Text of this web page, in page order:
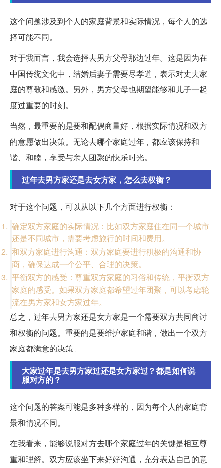
这个问题涉及到个人的家庭背景和实际情况，每个人的选
择可能不同。
对于我而言，我会选择去男方父母那边过年。这是因为在
中国传统文化中，结婚后妻子需要尽孝道，表示对丈夫家
庭的尊敬和感激。另外，男方父母也期望能够和儿子一起
度过重要的时刻。
当然，最重要的是要和配偶商量好，根据实际情况和双方
的意愿做出决策。无论去哪个家庭过年，都应该保持和
谐、和睦，享受与亲人团聚的快乐时光。
过年去男方家还是去女方家，怎么去权衡？
对于这个问题，可以从以下几个方面进行权衡：
确定双方家庭的实际情况：比如双方家庭住在同一个城市
还是不同城市，需要考虑旅行的时间和费用。
和双方家庭进行沟通：双方家庭要进行积极的沟通和协
商，确保达成一个公平、合理的决策。
平衡双方的感受：尊重双方家庭的习俗和传统，平衡双方
家庭的感受。如果双方家庭都希望过年团聚，可以考虑轮
流在男方家和女方家过年。
总之，过年去男方家还是女方家是一个需要双方共同商讨
和权衡的问题。重要的是要维护家庭和谐，做出一个双方
家庭都满意的决策。
大家过年是去男方家过还是女方家过？都是如何说
服对方的？
这个问题的答案可能是多种多样的，因为每个人的家庭背
景和情况不同。
在我看来，能够说服对方去哪个家庭过年的关键是相互尊
重和理解。双方应该坐下来好好沟通，充分表达自己的意